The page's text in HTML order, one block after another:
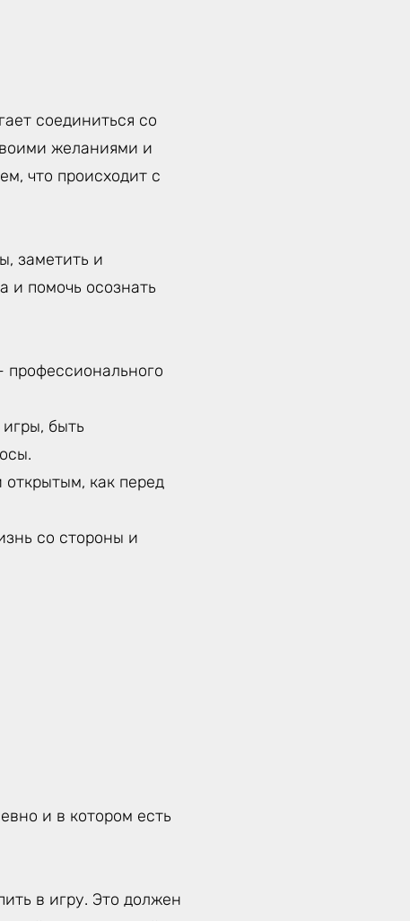
соединиться со
желаниями и
что происходит с
заметить и
и помочь осознать
профессионального
быть
как перед
со стороны и
и в котором есть
в игру. Это должен